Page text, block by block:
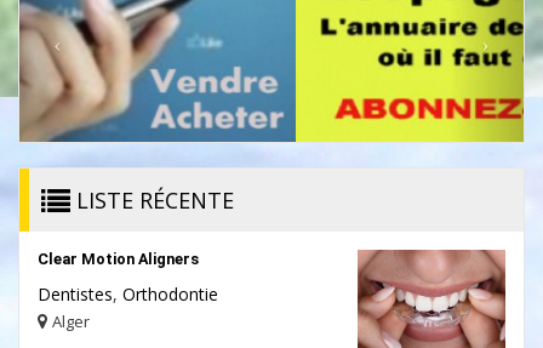
LISTE RÉCENTE
Clear Motion Aligners
Dentistes, Orthodontie
Alger